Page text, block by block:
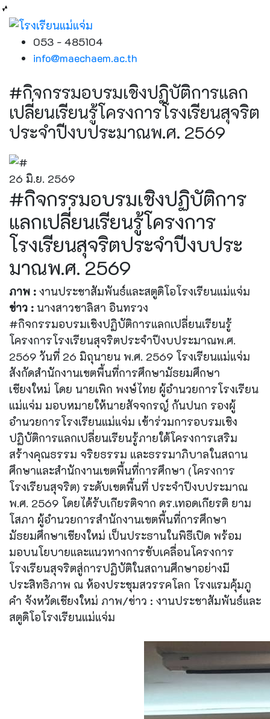
053 - 485104
info@maechaem.ac.th
#กิจกรรมอบรมเชิงปฏิบัติการแลก
เปลี่ยนเรียนรู้โครงการโรงเรียนสุจริต
ประจำปีงบประมาณพ.ศ. 2569
26 มิ.ย. 2569
#กิจกรรมอบรมเชิงปฏิบัติการ
แลกเปลี่ยนเรียนรู้โครงการ
โรงเรียนสุจริตประจำปีงบประ
มาณพ.ศ. 2569
ภาพ : งานประชาสัมพันธ์และสตูดิโอโรงเรียนแม่แจ่ม
ข่าว : นางสาวชาลิสา อินทรวง
#กิจกรรมอบรมเชิงปฏิบัติการแลกเปลี่ยนเรียนรู้
โครงการโรงเรียนสุจริตประจำปีงบประมาณพ.ศ.
2569 วันที่ 26 มิถุนายน พ.ศ. 2569 โรงเรียนแม่แจ่ม
สังกัดสำนักงานเขตพื้นที่การศึกษามัธยมศึกษา
เชียงใหม่ โดย นายเพิก พงษ์ไทย ผู้อำนวยการโรงเรียน
แม่แจ่ม มอบหมายให้นายสัจจกรญ์ กันปนก รองผู้
อำนวยการโรงเรียนแม่แจ่ม เข้าร่วมการอบรมเชิง
ปฏิบัติการแลกเปลี่ยนเรียนรู้ภายใต้โครงการเสริม
สร้างคุณธรรม จริยธรรม และธรรมาภิบาลในสถาน
ศึกษาและสำนักงานเขตพื้นที่การศึกษา (โครงการ
โรงเรียนสุจริต) ระดับเขตพื้นที่ ประจำปีงบประมาณ
พ.ศ. 2569 โดยได้รับเกียรติจาก ดร.เทอดเกียรติ ยาม
โสภา ผู้อำนวยการสำนักงานเขตพื้นที่การศึกษา
มัธยมศึกษาเชียงใหม่ เป็นประธานในพิธีเปิด พร้อม
มอบนโยบายและแนวทางการขับเคลื่อนโครงการ
โรงเรียนสุจริตสู่การปฏิบัติในสถานศึกษาอย่างมี
ประสิทธิภาพ ณ ห้องประชุมสวรรคโลก โรงแรมคุ้มภู
คำ จังหวัดเชียงใหม่ ภาพ/ข่าว : งานประชาสัมพันธ์และ
สตูดิโอโรงเรียนแม่แจ่ม